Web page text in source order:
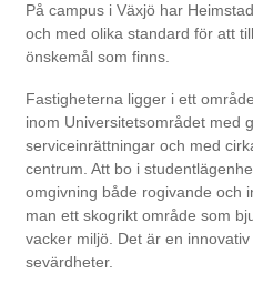
På campus i Växjö har
och med olika standard för att
önskemål som finns.
Fastigheterna ligger i ett
inom Universitetsområdet med
serviceinrättningar och med
centrum. Att bo i
omgivning både rogivande och
man ett skogrikt område som
vacker miljö. Det är en
sevärdheter.